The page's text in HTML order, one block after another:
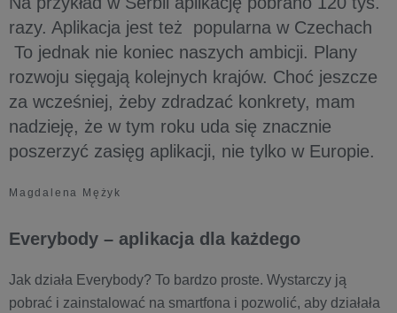
razy. Aplikacja jest też popularna w Czechach
To jednak nie koniec naszych ambicji. Plany
rozwoju sięgają kolejnych krajów. Choć jeszcze
za wcześniej, żeby zdradzać konkrety, mam
nadzieję, że w tym roku uda się znacznie
poszerzyć zasięg aplikacji, nie tylko w Europie.
Magdalena Mężyk
Everybody – aplikacja dla każdego
Jak działa Everybody? To bardzo proste. Wystarczy ją
pobrać i zainstalować na smartfona i pozwolić, aby działała